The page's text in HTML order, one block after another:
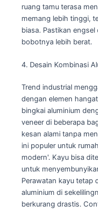
ruang tamu terasa
memang lebih tinggi,
biasa. Pastikan
bobotnya lebih berat.
4. Desain Kombinasi
Trend industrial
dengan elemen
bingkai aluminium
veneer di beberapa
kesan alami tanpa
ini populer untuk
modern'. Kayu bisa
untuk
Perawatan kayu tetap
aluminium di
berkurang drastis.